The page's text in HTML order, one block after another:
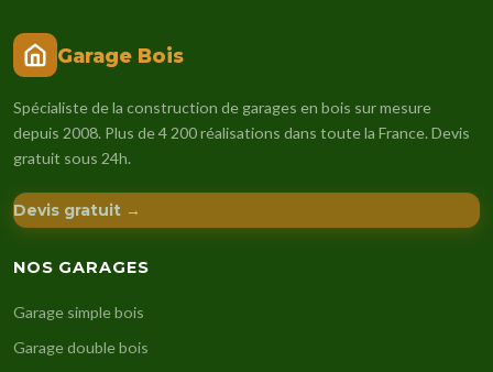
Garage Bois
Spécialiste de la construction de garages en bois sur mesure
depuis 2008. Plus de 4 200 réalisations dans toute la France. Devis
gratuit sous 24h.
Devis gratuit →
NOS GARAGES
Garage simple bois
Garage double bois